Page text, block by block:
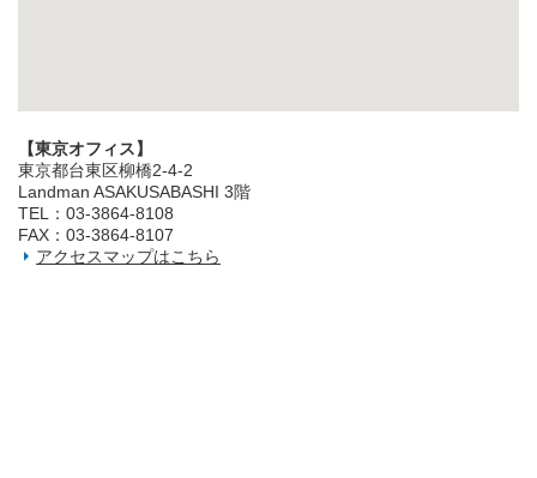
【東京オフィス】
東京都台東区柳橋2‐4‐2
Landman ASAKUSABASHI 3階
TEL：03‐3864‐8108
FAX：03‐3864‐8107
アクセスマップはこちら